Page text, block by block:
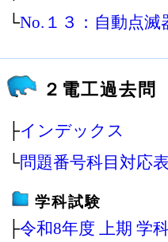
└No.１３：自動点滅
２電工過去問
├インデックス
└問題番号科目対応表
学科試験
├令和8年度 上期 学